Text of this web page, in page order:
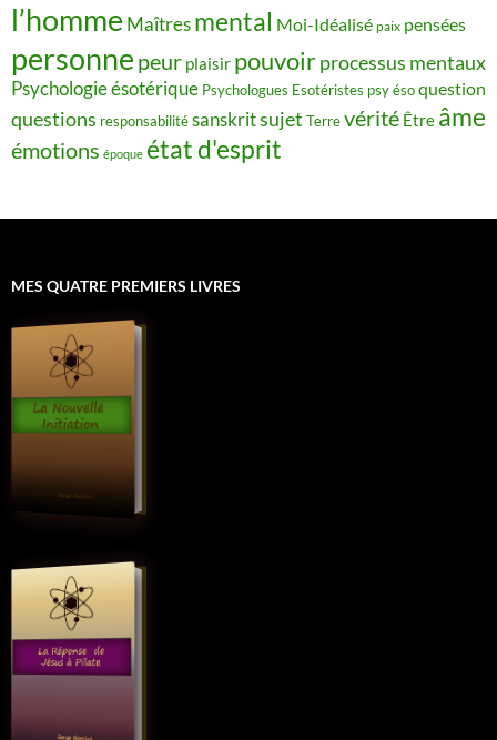
l’homme Maîtres mental Moi-Idéalisé paix pensées
personne peur plaisir pouvoirprocessus mentaux
Psychologie ésotérique Psychologues Esotéristes psy ésoquestion
questions responsabilitésanskritsujet Terrevérité Être âme
émotions époque état d'esprit
MES QUATRE PREMIERS LIVRES